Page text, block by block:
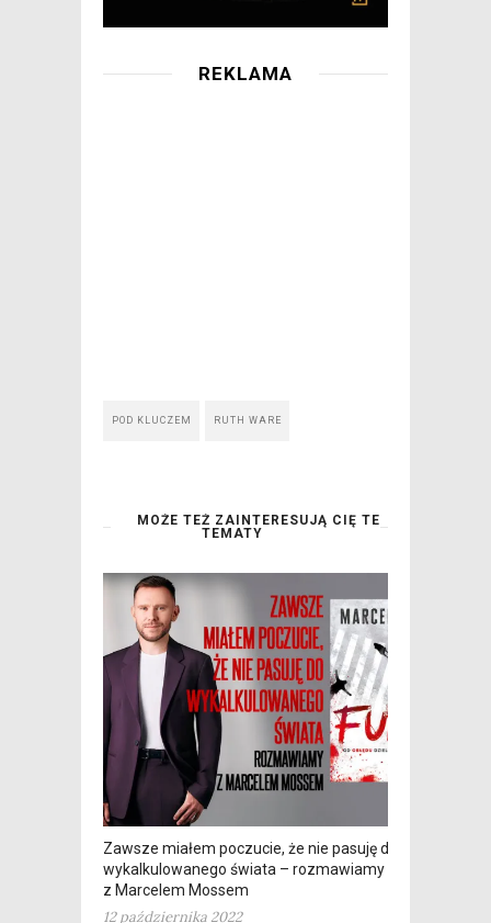
REKLAMA
POD KLUCZEM RUTH WARE
MOŻE TEŻ ZAINTERESUJĄ CIĘ TE
TEMATY
Zawsze miałem poczucie, że nie pasuję do
wykalkulowanego świata – rozmawiamy
z Marcelem Mossem
12 października 2022